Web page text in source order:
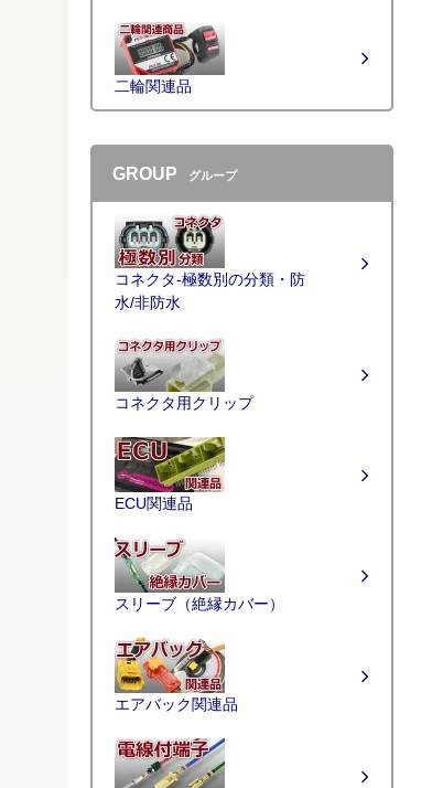
二輪関連品
GROUP グループ
コネクタ-極数別の分類・防
水/非防水
コネクタ用クリップ
ECU関連品
スリーブ（絶縁カバー）
エアバック関連品